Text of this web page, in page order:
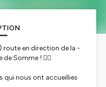
route en direction de la -
Somme ! 🚴‍♀
qui nous ont accueillies